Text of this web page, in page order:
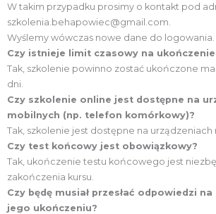
W takim przypadku prosimy o kontakt pod
szkolenia.behapowiec@gmail.com.
Wyślemy wówczas nowe dane do logowania.
Czy istnieje limit czasowy na
Tak, szkolenie powinno zostać ukończone
dni.
Czy szkolenie online jest dostępne na
mobilnych (np. telefon komórkowy)?
Tak, szkolenie jest dostępne na urządzeniach
Czy test końcowy jest obowiązkowy?
Tak, ukończenie testu końcowego jest
zakończenia kursu.
Czy będę musiał przesłać odpowiedzi
jego ukończeniu?